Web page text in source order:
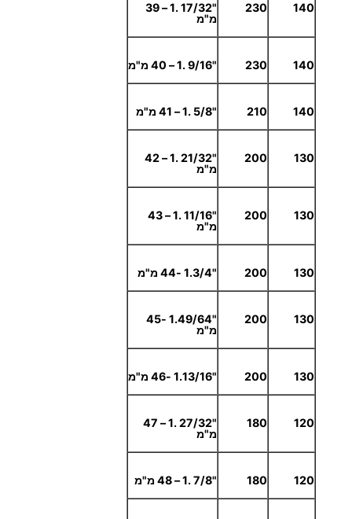
140
230
"17/32 .1 – 39
מ"מ
140
230 "9/16 .1 – 40 מ"מ
140
210 "5/8 .1 – 41 מ"מ
130
200
"21/32 .1 – 42
מ"מ
130
200
"11/16 .1 – 43
מ"מ
130
200 "1.3/4 -44 מ"מ
130
200
"1.49/64 -45
מ"מ
130
200 "1.13/16 -46 מ"מ
120
180
"27/32 .1 – 47
מ"מ
120
180 "7/8 .1 – 48 מ"מ